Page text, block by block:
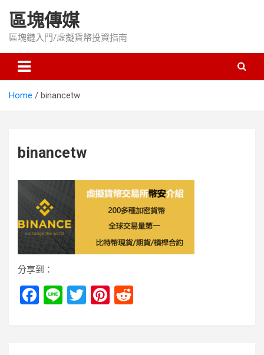
content
區塊傳媒
區塊鏈入門/虛擬貨幣投資指南
Home binancetw
binancetw
分享到：
F
ce
Li
e
T
tt
Pi
er d